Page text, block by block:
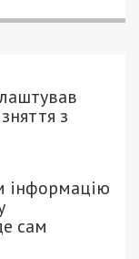
з
інформацію
сам